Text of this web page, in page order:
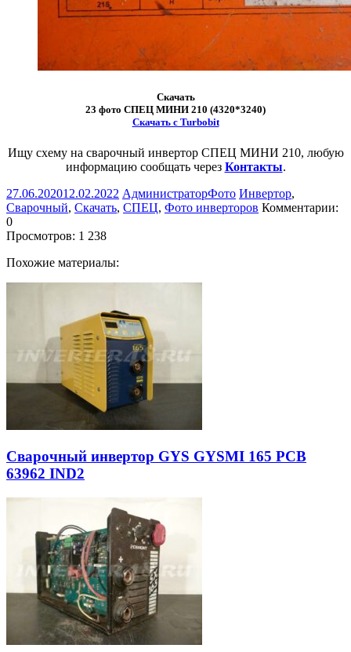
Скачать
23 фото СПЕЦ МИНИ 210 (4320*3240)
Скачать с Turbobit
Ищу схему на сварочный инвертор СПЕЦ МИНИ 210, любую
информацию сообщать через Контакты.
27.06.202012.02.2022 АдминистраторФото Инвертор,
Сварочный, Скачать, СПЕЦ, Фото инверторов Комментарии:
0
Просмотров: 1 238
Похожие материалы:
Сварочный инвертор GYS GYSMI 165 PCB
63962 IND2